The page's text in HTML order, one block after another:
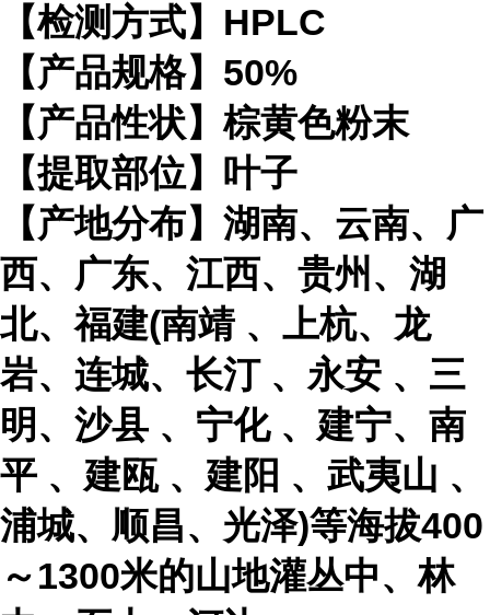
【检测方式】HPLC
【产品规格】50%
【产品性状】棕黄色粉末
【提取部位】叶子
【产地分布】湖南、云南、广
西、广东、江西、贵州、湖
北、福建(南靖 、上杭、龙
岩、连城、 长汀 、 永安 、三
明、 沙县 、 宁化 、建宁、 南
平 、 建瓯 、 建阳 、 武夷山 、
浦城、顺昌、光泽)等海拔400
～1300米的山地灌丛中、林